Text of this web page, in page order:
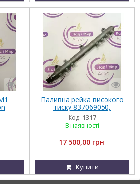
Паливна рейка високого
тиску 837069050,
0445226043 Massey
Ferguson, Challenger
Код: 1317
В наявності
17 500,00 грн.
Купити